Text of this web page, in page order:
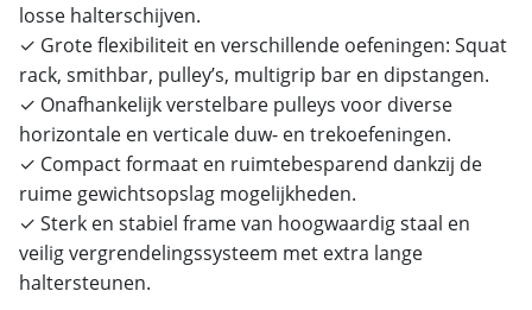
losse halterschijven.
✓ Grote flexibiliteit en verschillende oefeningen: Squat
rack, smithbar, pulley’s, multigrip bar en dipstangen.
✓ Onafhankelijk verstelbare pulleys voor diverse
horizontale en verticale duw- en trekoefeningen.
✓ Compact formaat en ruimtebesparend dankzij de
ruime gewichtsopslag mogelijkheden.
✓ Sterk en stabiel frame van hoogwaardig staal en
veilig vergrendelingssysteem met extra lange
haltersteunen.